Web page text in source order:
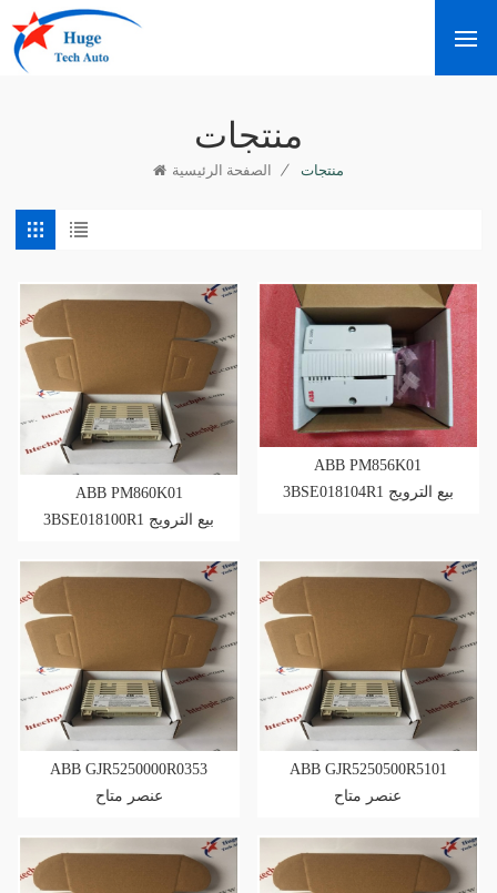
منتجات
الصفحة الرئيسية / منتجات
ABB PM860K01
3BSE018100R1 بيع الترويج
ABB PM856K01
3BSE018104R1 بيع الترويج
ABB GJR5250000R0353
عنصر متاح
ABB GJR5250500R5101
عنصر متاح